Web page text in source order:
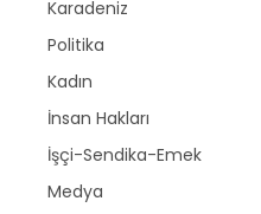
Karadeniz
Politika
Kadın
İnsan Hakları
İşçi-Sendika-Emek
Medya